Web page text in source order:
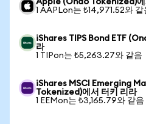
Apple (Ondo Tokenized)에
1 AAPLon는 ₺14,971.52와 같
iShares TIPS Bond ETF
라
1 TIPon는 ₺5,263.27와 같음
iShares MSCI Emerging
Tokenized)에서 터키 리라
1 EEMon는 ₺3,165.79와 같음